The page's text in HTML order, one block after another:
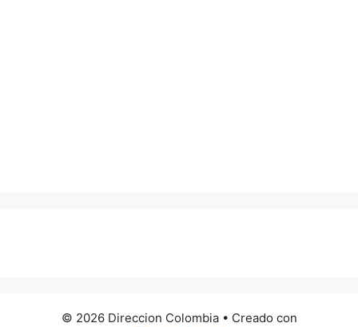
© 2026 Direccion Colombia• Creado con